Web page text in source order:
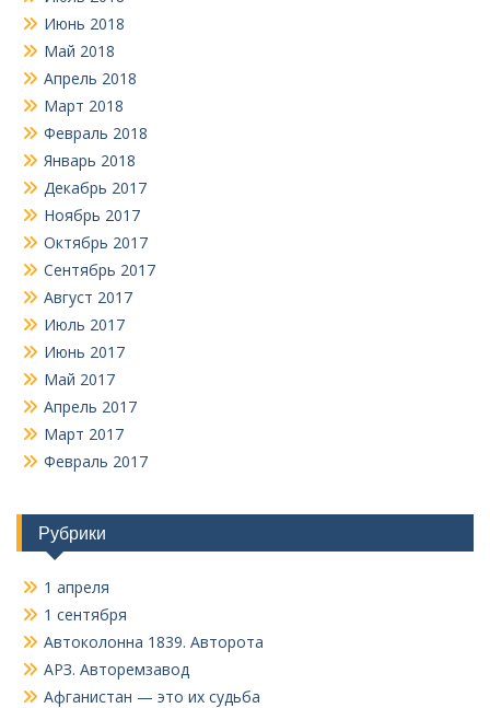
Июнь 2018
Май 2018
Апрель 2018
Март 2018
Февраль 2018
Январь 2018
Декабрь 2017
Ноябрь 2017
Октябрь 2017
Сентябрь 2017
Август 2017
Июль 2017
Июнь 2017
Май 2017
Апрель 2017
Март 2017
Февраль 2017
Рубрики
1 апреля
1 сентября
Автоколонна 1839. Авторота
АРЗ. Авторемзавод
Афганистан — это их судьба